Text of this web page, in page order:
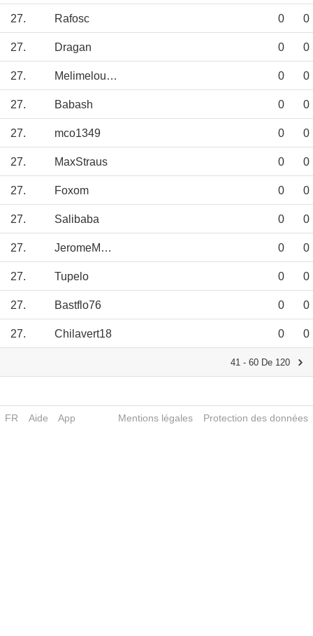
27. Rafosc 0 0
27. Dragan 0 0
27. Melimeloutre 0 0
27. Babash 0 0
27. mco1349 0 0
27. MaxStraus 0 0
27. Foxom 0 0
27. Salibaba 0 0
27. JeromeMassilia 0 0
27. Tupelo 0 0
27. Bastflo76 0 0
27. Chilavert18 0 0
41 - 60 De 120
FR Aide App Mentions légales Protection des données